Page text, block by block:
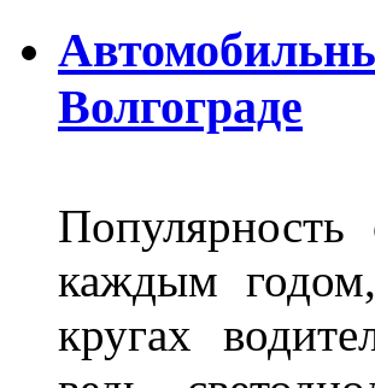
Волгограде
Популярность
каждым
кругах